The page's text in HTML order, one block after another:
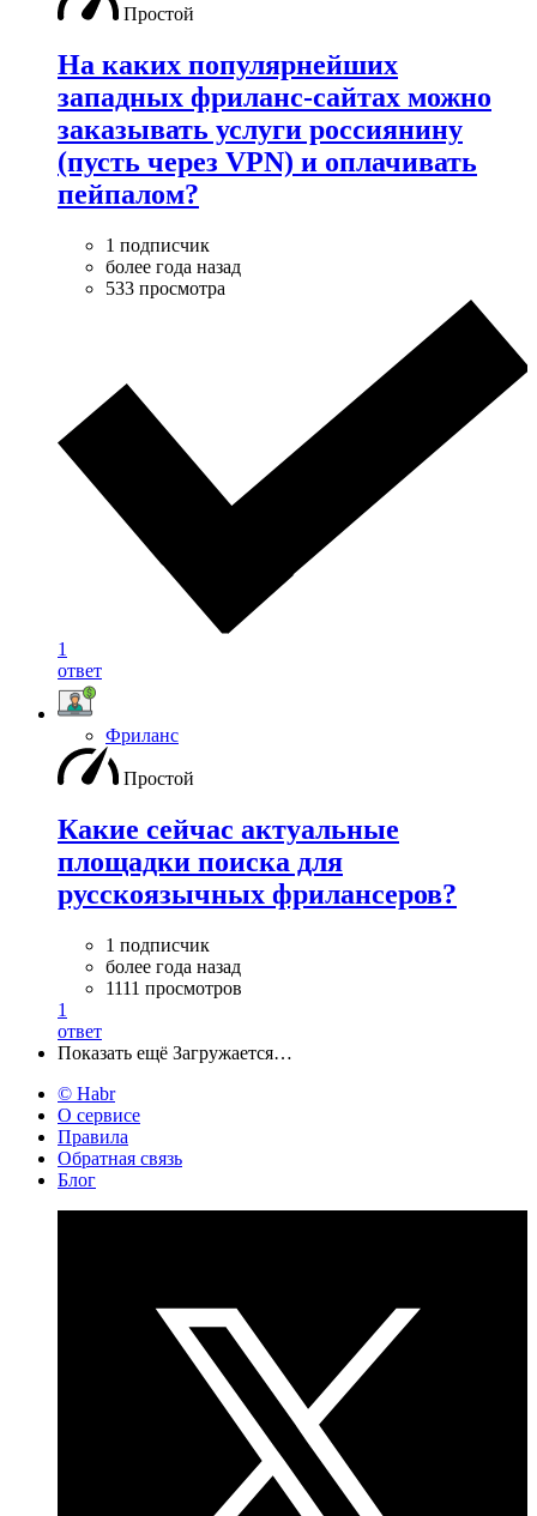
Простой
На каких популярнейших
западных фриланс-сайтах можно
заказывать услуги россиянину
(пусть через VPN) и оплачивать
пейпалом?
1 подписчик
более года назад
533 просмотра
1
ответ
Фриланс
Простой
Какие сейчас актуальные
площадки поиска для
русскоязычных фрилансеров?
1 подписчик
более года назад
1111 просмотров
1
ответ
Показать ещё Загружается…
© Habr
О сервисе
Правила
Обратная связь
Блог